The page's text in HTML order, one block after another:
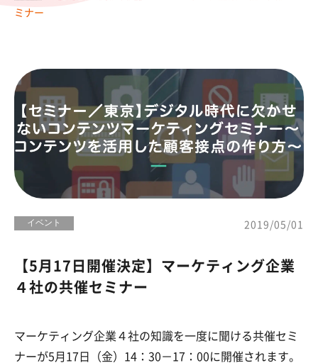
ミナー
イベント 2019/05/01
【5月17日開催決定】マーケティング企業
４社の共催セミナー
マーケティング企業４社の知識を一度に聞ける共催セミ
ナーが5月17日（金）14：30－17：00に開催されます。